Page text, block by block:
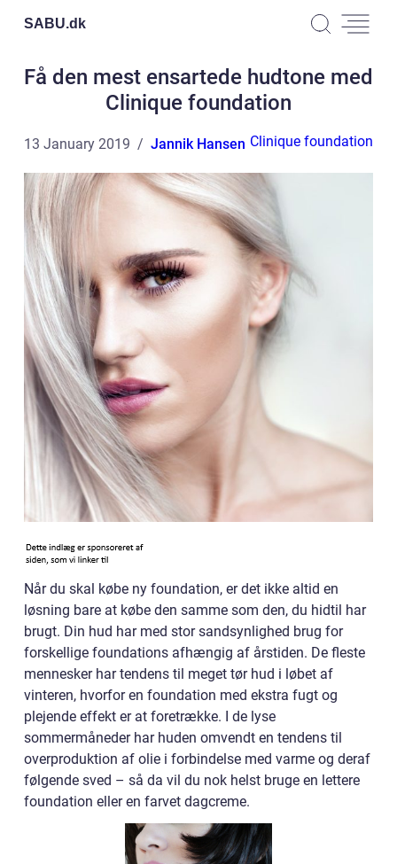
SABU.dk
Få den mest ensartede hudtone med
Clinique foundation
13 January 2019 Jannik Hansen Clinique foundation
Når du skal købe ny foundation, er det ikke altid en
løsning bare at købe den samme som den, du hidtil har
brugt. Din hud har med stor sandsynlighed brug for
forskellige foundations afhængig af årstiden. De fleste
mennesker har tendens til meget tør hud i løbet af
vinteren, hvorfor en foundation med ekstra fugt og
plejende effekt er at foretrække. I de lyse
sommermåneder har huden omvendt en tendens til
overproduktion af olie i forbindelse med varme og deraf
følgende sved – så da vil du nok helst bruge en lettere
foundation eller en farvet dagcreme.